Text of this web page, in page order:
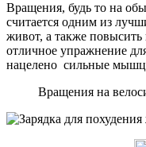
Вращения, будь то на
считается одним из
живот, а также
отличное упражнение
нацелено сильные
Вращения на